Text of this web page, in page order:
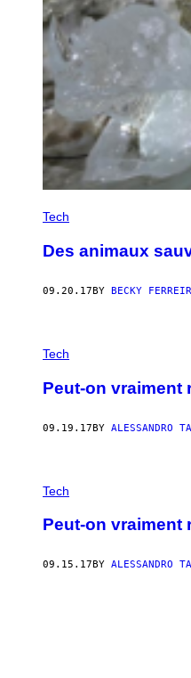
Tech
Des animaux
09.20.17BY BECKY
Tech
Peut-on vraiment
09.19.17BY ALESSANDRO
Tech
Peut-on vraiment
09.15.17BY ALESSANDRO